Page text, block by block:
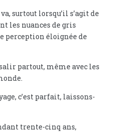
surtout lorsqu’il s’agit de
les nuances de gris
perception éloignée de
partout, même avec les
c’est parfait, laissons-
trente-cinq ans,